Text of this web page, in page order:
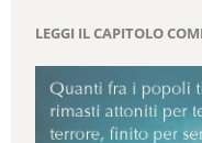
LEGGI IL CAPITOLO